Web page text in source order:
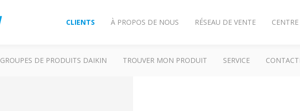
CLIENTS À PROPOS DE NOUS RÉSEAU DE VENTE
GROUPES DE PRODUITS DAIKIN TROUVER MON PRODUIT SERVICE